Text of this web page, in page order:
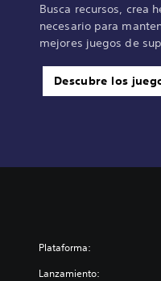
Busca recursos, crea
necesario para
mejores juegos de
Descubre los
Plataforma:
Lanzamiento: